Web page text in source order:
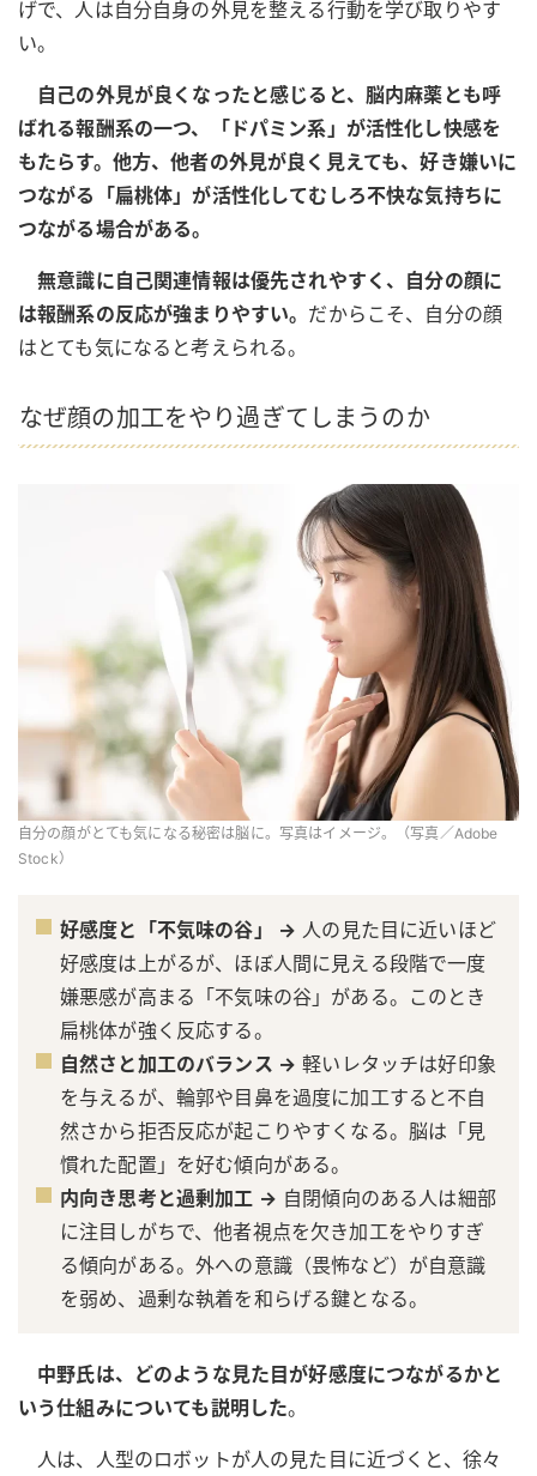
げで、人は自分自身の外見を整える行動を学び取りやす
い。
自己の外見が良くなったと感じると、脳内麻薬とも呼
ばれる報酬系の一つ、「ドパミン系」が活性化し快感を
もたらす。他方、他者の外見が良く見えても、好き嫌いに
つながる「扁桃体」が活性化してむしろ不快な気持ちに
つながる場合がある。
無意識に自己関連情報は優先されやすく、自分の顔に
は報酬系の反応が強まりやすい。 だからこそ、自分の顔
はとても気になると考えられる。
なぜ顔の加工をやり過ぎてしまうのか
自分の顔がとても気になる秘密は脳に。写真はイメージ。（写真／Adobe
Stock）
好感度と「不気味の谷」 → 人の見た目に近いほど
好感度は上がるが、ほぼ人間に見える段階で一度
嫌悪感が高まる「不気味の谷」がある。このとき
扁桃体が強く反応する。
自然さと加工のバランス → 軽いレタッチは好印象
を与えるが、輪郭や目鼻を過度に加工すると不自
然さから拒否反応が起こりやすくなる。脳は「見
慣れた配置」を好む傾向がある。
内向き思考と過剰加工 → 自閉傾向のある人は細部
に注目しがちで、他者視点を欠き加工をやりすぎ
る傾向がある。外への意識（畏怖など）が自意識
を弱め、過剰な執着を和らげる鍵となる。
中野氏は、どのような見た目が好感度につながるかと
いう仕組みについても説明した。
人は、人型のロボットが人の見た目に近づくと、徐々